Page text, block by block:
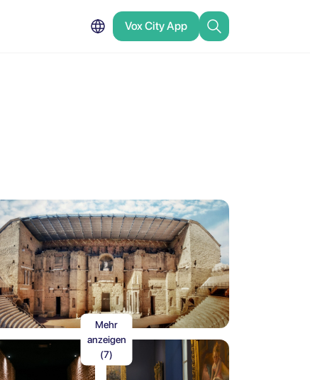
Vox City App
Mehr
anzeigen
(7)